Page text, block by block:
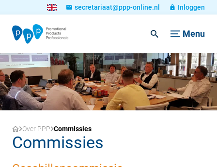
secretariaat@ppp-online.nl Inloggen
Menu
Over PPP Commissies
Commissies